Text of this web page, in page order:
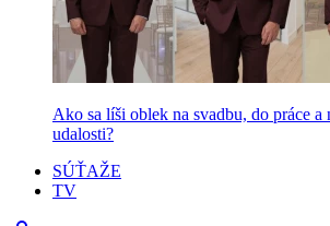
Ako sa líši oblek na svadbu, do práce a
udalosti?
SÚŤAŽE
TV